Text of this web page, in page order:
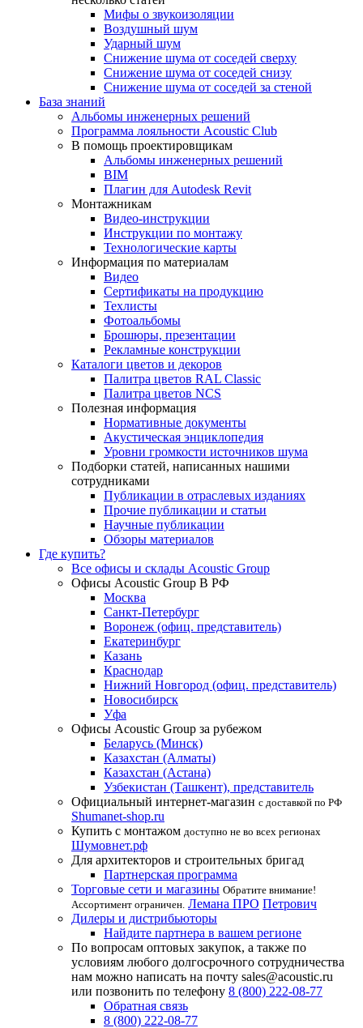
Мифы о звукоизоляции
Воздушный шум
Ударный шум
Снижение шума от соседей сверху
Снижение шума от соседей снизу
Снижение шума от соседей за стеной
База знаний
Альбомы инженерных решений
Программа лояльности Acoustic Club
В помощь проектировщикам
Альбомы инженерных решений
BIM
Плагин для Autodesk Revit
Монтажникам
Видео-инструкции
Инструкции по монтажу
Технологические карты
Информация по материалам
Видео
Сертификаты на продукцию
Техлисты
Фотоальбомы
Брошюры, презентации
Рекламные конструкции
Каталоги цветов и декоров
Палитра цветов RAL Сlassic
Палитра цветов NCS
Полезная информация
Нормативные документы
Акустическая энциклопедия
Уровни громкости источников шума
Подборки статей, написанных нашими
сотрудниками
Публикации в отраслевых изданиях
Прочие публикации и статьи
Научные публикации
Обзоры материалов
Где купить?
Все офисы и склады Acoustic Group
Офисы Acoustic Group В РФ
Москва
Санкт-Петербург
Воронеж (офиц. представитель)
Екатеринбург
Казань
Краснодар
Нижний Новгород (офиц. представитель)
Новосибирск
Уфа
Офисы Acoustic Group за рубежом
Беларусь (Минск)
Казахстан (Алматы)
Казахстан (Астана)
Узбекистан (Ташкент), представитель
Официальный интернет-магазин с доставкой по РФ
Shumanet-shop.ru
Купить с монтажом доступно не во всех регионах
Шумовнет.рф
Для архитекторов и строительных бригад
Партнерская программа
Торговые сети и магазины Обратите внимание!
Ассортимент ограничен. Лемана ПРО Петрович
Дилеры и дистрибьюторы
Найдите партнера в вашем регионе
По вопросам оптовых закупок, а также по
условиям любого долгосрочного сотрудничества
нам можно написать на почту sales@acoustic.ru
или позвонить по телефону 8 (800) 222-08-77
Обратная связь
8 (800) 222-08-77